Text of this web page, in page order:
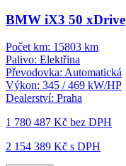
BMW iX3 50 xDrive
Počet km: 15803 km
Palivo: Elektřina
Převodovka: Automatická
Výkon: 345 / 469 kW/HP
Dealerství: Praha
1 780 487 Kč bez DPH
2 154 389 Kč s DPH